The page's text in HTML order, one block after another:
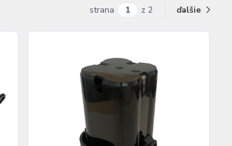
strana z 2 ďalšie